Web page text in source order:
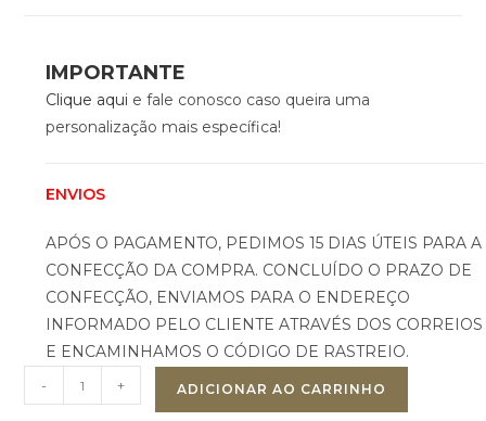
IMPORTANTE
Clique aqui e fale conosco caso queira uma
personalização mais específica!
ENVIOS
APÓS O PAGAMENTO, PEDIMOS 15 DIAS ÚTEIS PARA A
CONFECÇÃO DA COMPRA. CONCLUÍDO O PRAZO DE
CONFECÇÃO, ENVIAMOS PARA O ENDEREÇO
INFORMADO PELO CLIENTE ATRAVÉS DOS CORREIOS
E ENCAMINHAMOS O CÓDIGO DE RASTREIO.
- + ADICIONAR AO CARRINHO